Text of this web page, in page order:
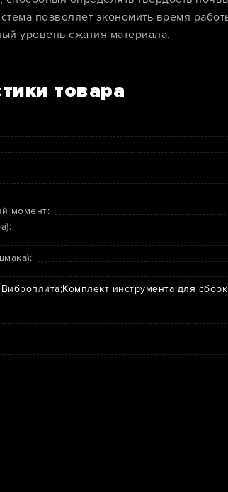
позволяет экономить время
уровень сжатия материала.
товара
момент:
Виброплита;Комплект инструмента для